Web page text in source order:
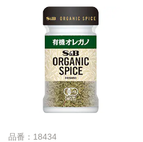
品番：18434